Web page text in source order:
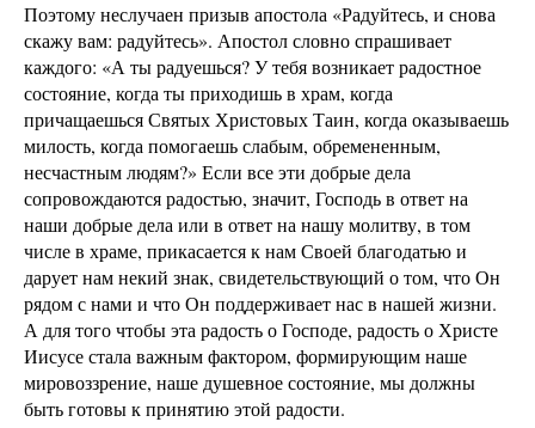
Поэтому неслучаен призыв апостола «Радуйтесь, и снова
скажу вам: радуйтесь». Апостол словно спрашивает
каждого: «А ты радуешься? У тебя возникает радостное
состояние, когда ты приходишь в храм, когда
причащаешься Святых Христовых Таин, когда оказываешь
милость, когда помогаешь слабым, обремененным,
несчастным людям?» Если все эти добрые дела
сопровождаются радостью, значит, Господь в ответ на
наши добрые дела или в ответ на нашу молитву, в том
числе в храме, прикасается к нам Своей благодатью и
дарует нам некий знак, свидетельствующий о том, что Он
рядом с нами и что Он поддерживает нас в нашей жизни.
А для того чтобы эта радость о Господе, радость о Христе
Иисусе стала важным фактором, формирующим наше
мировоззрение, наше душевное состояние, мы должны
быть готовы к принятию этой радости.